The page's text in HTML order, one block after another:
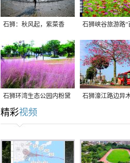
石狮：秋风起，紫菜香 石狮峡谷旅游路“
争相斗艳
石狮环湾生态公园内粉黛
乱子草盛放
石狮濠江路边异
精彩视频